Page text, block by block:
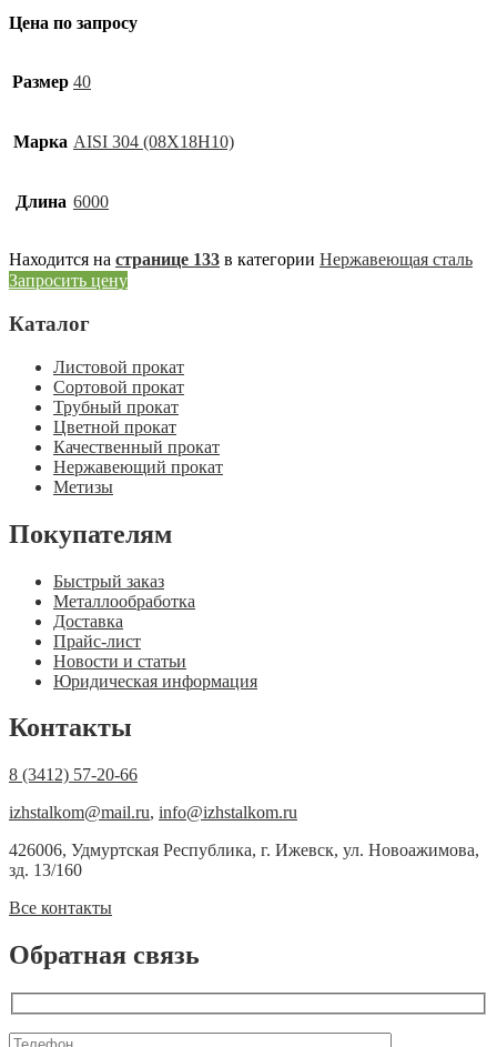
Цена по запросу
Размер 40
Марка AISI 304 (08Х18Н10)
Длина 6000
Находится на странице 133 в категории Нержавеющая сталь
Запросить цену
Каталог
Листовой прокат
Сортовой прокат
Трубный прокат
Цветной прокат
Качественный прокат
Нержавеющий прокат
Метизы
Покупателям
Быстрый заказ
Металлообработка
Доставка
Прайс-лист
Новости и статьи
Юридическая информация
Контакты
8 (3412) 57-20-66
izhstalkom@mail.ru, info@izhstalkom.ru
426006, Удмуртская Республика, г. Ижевск, ул. Новоажимова,
зд. 13/160
Все контакты
Обратная связь